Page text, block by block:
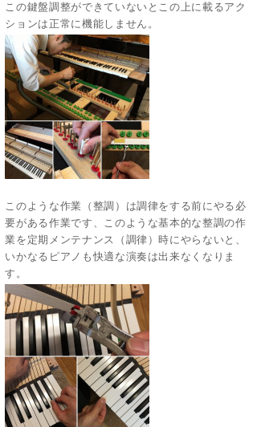
この鍵盤調整ができていないとこの上に載るアク
ションは正常に機能しません。
このような作業（整調）は調律をする前にやる必
要がある作業です、このような基本的な整調の作
業を定期メンテナンス（調律）時にやらないと、
いかなるピアノも快適な演奏は出来なくなりま
す。